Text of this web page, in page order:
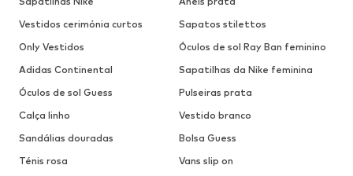
Vestidos cerimónia curtos
Sapatos stilettos
Only Vestidos
Óculos de sol Ray Ban feminino
Adidas Continental
Sapatilhas da Nike feminina
Óculos de sol Guess
Pulseiras prata
Calça linho
Vestido branco
Sandálias douradas
Bolsa Guess
Ténis rosa
Vans slip on